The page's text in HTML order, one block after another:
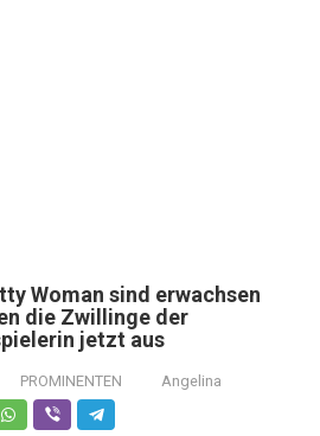
Woman sind erwachsen
die Zwillinge der
jetzt aus
PROMINENTEN Angelina